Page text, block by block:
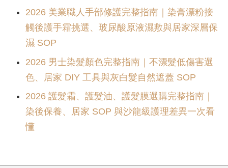
2026 美業職人手部修護完整指南｜染膏漂粉接
觸後護手霜挑選、玻尿酸原液濕敷與居家深層保
濕 SOP
2026 男士染髮顏色完整指南｜不漂髮低傷害選
色、居家 DIY 工具與灰白髮自然遮蓋 SOP
2026 護髮霜、護髮油、護髮膜選購完整指南｜
染後保養、居家 SOP 與沙龍級護理差異一次看
懂